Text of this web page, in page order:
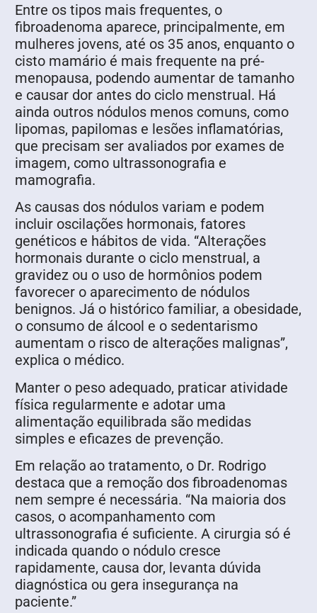
Entre os tipos mais frequentes, o
fibroadenoma aparece, principalmente, em
mulheres jovens, até os 35 anos, enquanto o
cisto mamário é mais frequente na pré-
menopausa, podendo aumentar de tamanho
e causar dor antes do ciclo menstrual. Há
ainda outros nódulos menos comuns, como
lipomas, papilomas e lesões inflamatórias,
que precisam ser avaliados por exames de
imagem, como ultrassonografia e
mamografia.
As causas dos nódulos variam e podem
incluir oscilações hormonais, fatores
genéticos e hábitos de vida. “Alterações
hormonais durante o ciclo menstrual, a
gravidez ou o uso de hormônios podem
favorecer o aparecimento de nódulos
benignos. Já o histórico familiar, a obesidade,
o consumo de álcool e o sedentarismo
aumentam o risco de alterações malignas”,
explica o médico.
Manter o peso adequado, praticar atividade
física regularmente e adotar uma
alimentação equilibrada são medidas
simples e eficazes de prevenção.
Em relação ao tratamento, o Dr. Rodrigo
destaca que a remoção dos fibroadenomas
nem sempre é necessária. “Na maioria dos
casos, o acompanhamento com
ultrassonografia é suficiente. A cirurgia só é
indicada quando o nódulo cresce
rapidamente, causa dor, levanta dúvida
diagnóstica ou gera insegurança na
paciente.”